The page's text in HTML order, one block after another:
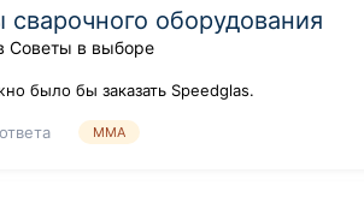
оборудования
Советы в выборе
было бы заказать Speedglas.
MMA